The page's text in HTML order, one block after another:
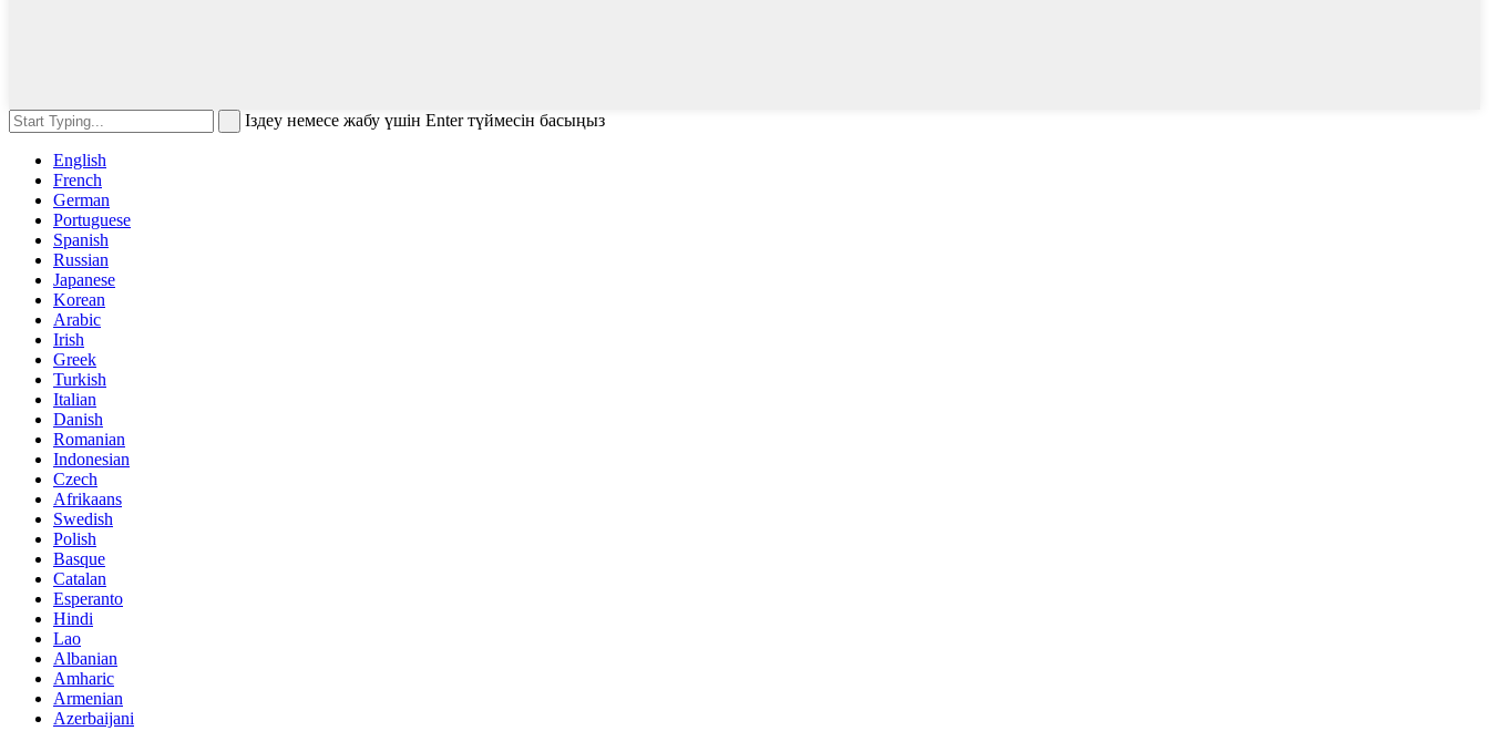
Іздеу немесе жабу үшін Enter түймесін басыңыз
English
French
German
Portuguese
Spanish
Russian
Japanese
Korean
Arabic
Irish
Greek
Turkish
Italian
Danish
Romanian
Indonesian
Czech
Afrikaans
Swedish
Polish
Basque
Catalan
Esperanto
Hindi
Lao
Albanian
Amharic
Armenian
Azerbaijani